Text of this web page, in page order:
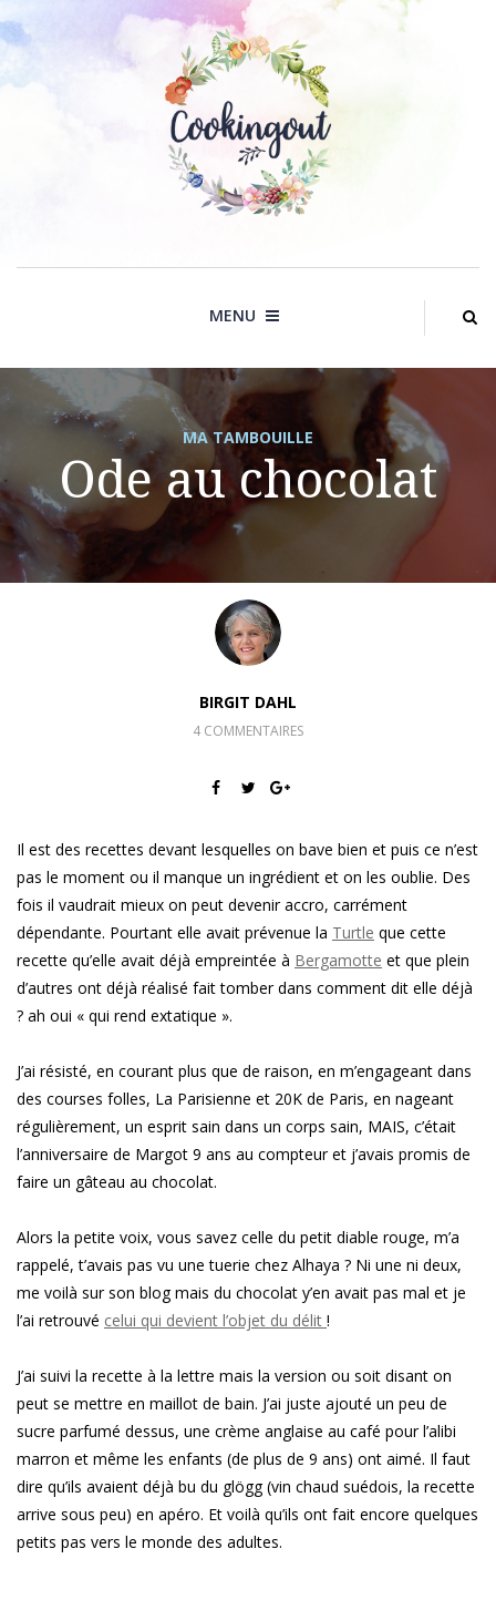
to
MENU
MA TAMBOUILLE
Ode au chocolat
BIRGIT DAHL
4 COMMENTAIRES
Il est des recettes devant lesquelles on bave bien et puis ce n’est
pas le moment ou il manque un ingrédient et on les oublie. Des
fois il vaudrait mieux on peut devenir accro, carrément
dépendante. Pourtant elle avait prévenue la Turtle que cette
recette qu’elle avait déjà empreintée à Bergamotte et que plein
d’autres ont déjà réalisé fait tomber dans comment dit elle déjà
? ah oui « qui rend extatique ».
J’ai résisté, en courant plus que de raison, en m’engageant dans
des courses folles, La Parisienne et 20K de Paris, en nageant
régulièrement, un esprit sain dans un corps sain, MAIS, c’était
l’anniversaire de Margot 9 ans au compteur et j’avais promis de
faire un gâteau au chocolat.
Alors la petite voix, vous savez celle du petit diable rouge, m’a
rappelé, t’avais pas vu une tuerie chez Alhaya ? Ni une ni deux,
me voilà sur son blog mais du chocolat y’en avait pas mal et je
l’ai retrouvé celui qui devient l’objet du délit !
J’ai suivi la recette à la lettre mais la version ou soit disant on
peut se mettre en maillot de bain. J’ai juste ajouté un peu de
sucre parfumé dessus, une crème anglaise au café pour l’alibi
marron et même les enfants (de plus de 9 ans) ont aimé. Il faut
dire qu’ils avaient déjà bu du glögg (vin chaud suédois, la recette
arrive sous peu) en apéro. Et voilà qu’ils ont fait encore quelques
petits pas vers le monde des adultes.